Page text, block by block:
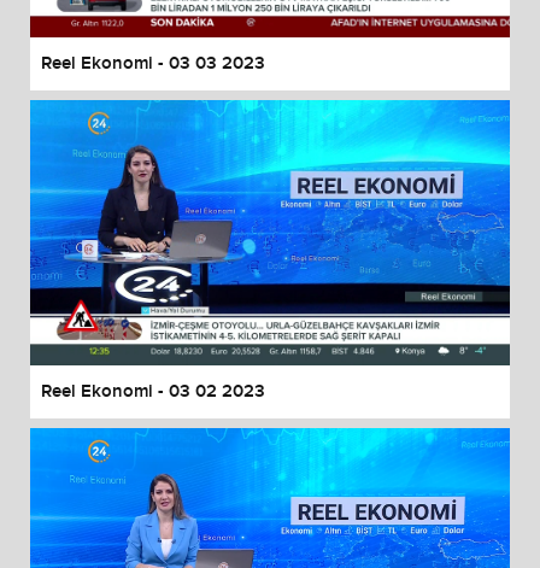
Reel Ekonomi - 03 03 2023
Reel Ekonomi - 03 02 2023